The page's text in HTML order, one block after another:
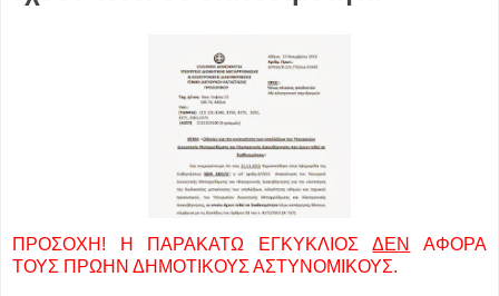
ΠΡΟΣΟΧΗ! Η ΠΑΡΑΚΑΤΩ ΕΓΚΥΚΛΙΟΣΔΕΝ
ΑΦΟΡΑ
ΤΟΥΣ ΠΡΩΗΝ ΔΗΜΟΤΙΚΟΥΣ ΑΣΤΥΝΟΜΙΚΟΥΣ.